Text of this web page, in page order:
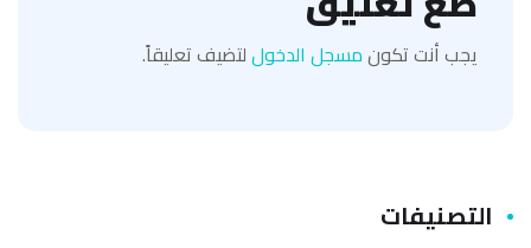
يجب أنت تكونمسجل الدخوللتضيف تعليقاً.
التصنيفات